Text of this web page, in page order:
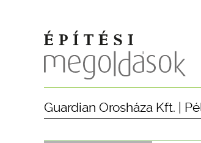
Guardian Orosháza Kft.